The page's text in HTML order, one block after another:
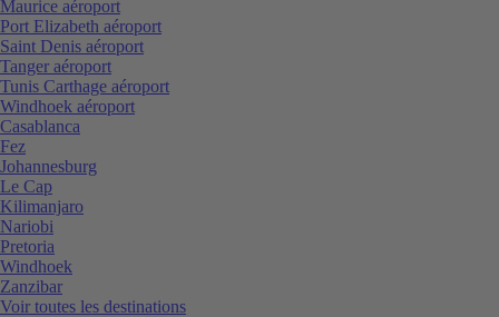
Maurice aéroport
Port Elizabeth aéroport
Saint Denis aéroport
Tanger aéroport
Tunis Carthage aéroport
Windhoek aéroport
Casablanca
Fez
Johannesburg
Le Cap
Kilimanjaro
Nariobi
Pretoria
Windhoek
Zanzibar
Voir toutes les destinations